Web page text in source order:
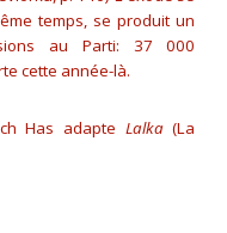
temps, se produit un
au Parti: 37 000
cette année-là.
Has adapte Lalka(La